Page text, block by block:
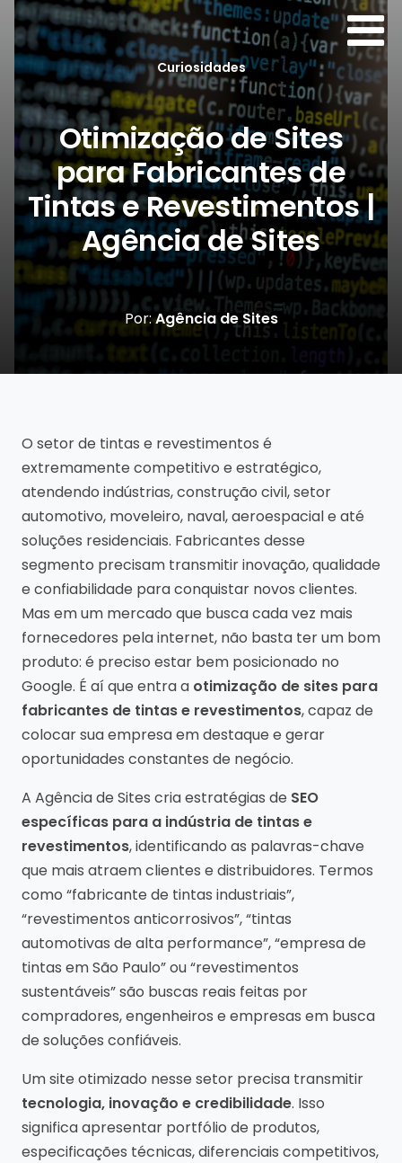
Curiosidades
Otimização de Sites
para Fabricantes de
Tintas e Revestimentos |
Agência de Sites
Por:Agência de Sites
O setor de tintas e revestimentos é
extremamente competitivo e estratégico,
atendendo indústrias, construção civil, setor
automotivo, moveleiro, naval, aeroespacial e até
soluções residenciais. Fabricantes desse
segmento precisam transmitir inovação, qualidade
e confiabilidade para conquistar novos clientes.
Mas em um mercado que busca cada vez mais
fornecedores pela internet, não basta ter um bom
produto: é preciso estar bem posicionado no
Google. É aí que entra a otimização de sites para
fabricantes de tintas e revestimentos, capaz de
colocar sua empresa em destaque e gerar
oportunidades constantes de negócio.
A Agência de Sites cria estratégias de SEO
específicas para a indústria de tintas e
revestimentos, identificando as palavras-chave
que mais atraem clientes e distribuidores. Termos
como “fabricante de tintas industriais”,
“revestimentos anticorrosivos”, “tintas
automotivas de alta performance”, “empresa de
tintas em São Paulo” ou “revestimentos
sustentáveis” são buscas reais feitas por
compradores, engenheiros e empresas em busca
de soluções confiáveis.
Um site otimizado nesse setor precisa transmitir
tecnologia, inovação e credibilidade. Isso
significa apresentar portfólio de produtos,
especificações técnicas, diferenciais competitivos,